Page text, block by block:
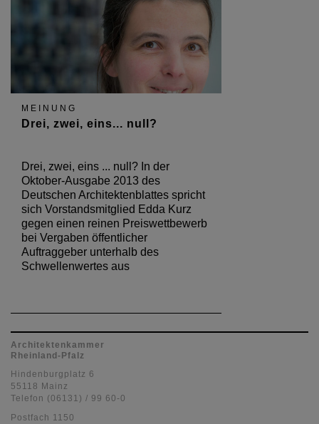
MEINUNG
Drei, zwei, eins... null?
Drei, zwei, eins ... null? In der
Oktober-Ausgabe 2013 des
Deutschen Architektenblattes spricht
sich Vorstandsmitglied Edda Kurz
gegen einen reinen Preiswettbewerb
bei Vergaben öffentlicher
Auftraggeber unterhalb des
Schwellenwertes aus
Architektenkammer
Rheinland-Pfalz
Hindenburgplatz 6
55118 Mainz
Telefon (06131) / 99 60-0
Postfach 1150